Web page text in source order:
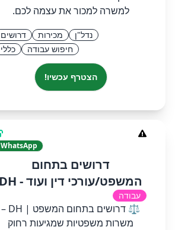
למשרה למכור את עצמה לכם.
נדל"ן מכירות
דרושים
חיפוש עבודה
כללי
הצטרף עכשיו!
WhatsApp
דרושים בתחום
המשפט/עורכי דין ועוד - DH
עבודה
⚖️ דרושים בתחום המשפט | DH –
משרות משפטיות שמגיעות רחוק